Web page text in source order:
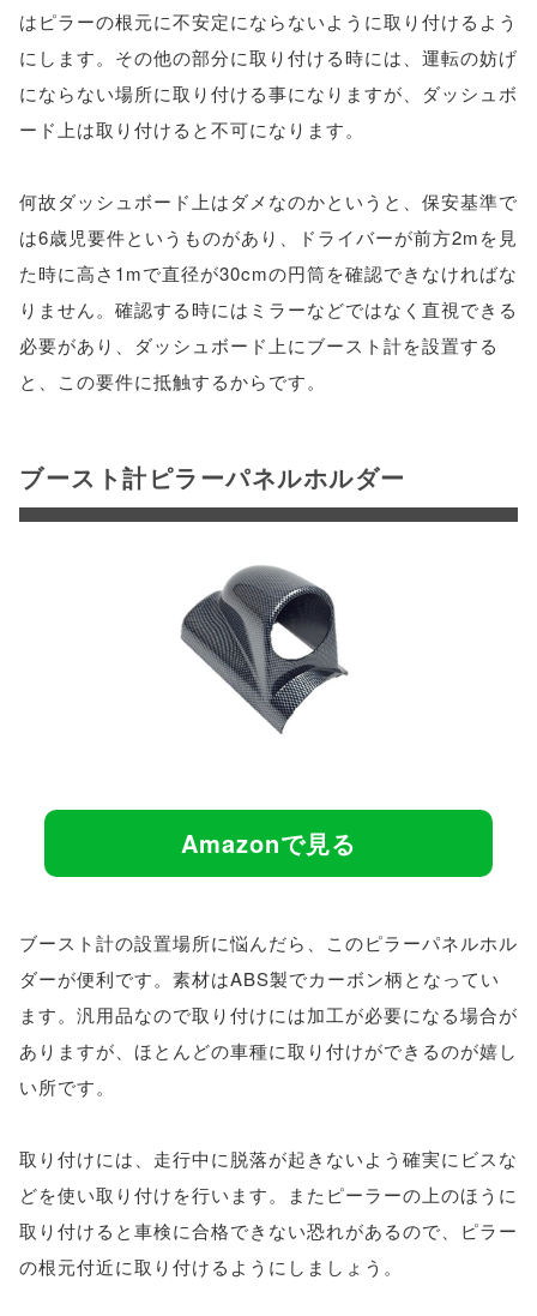
はピラーの根元に不安定にならないように取り付けるよう
にします。その他の部分に取り付ける時には、運転の妨げ
にならない場所に取り付ける事になりますが、ダッシュボ
ード上は取り付けると不可になります。
何故ダッシュボード上はダメなのかというと、保安基準で
は6歳児要件というものがあり、ドライバーが前方2mを見
た時に高さ1mで直径が30cmの円筒を確認できなければな
りません。確認する時にはミラーなどではなく直視できる
必要があり、ダッシュボード上にブースト計を設置する
と、この要件に抵触するからです。
ブースト計ピラーパネルホルダー
Amazonで見る
ブースト計の設置場所に悩んだら、このピラーパネルホル
ダーが便利です。素材はABS製でカーボン柄となってい
ます。汎用品なので取り付けには加工が必要になる場合が
ありますが、ほとんどの車種に取り付けができるのが嬉し
い所です。
取り付けには、走行中に脱落が起きないよう確実にビスな
どを使い取り付けを行います。またピーラーの上のほうに
取り付けると車検に合格できない恐れがあるので、ピラー
の根元付近に取り付けるようにしましょう。